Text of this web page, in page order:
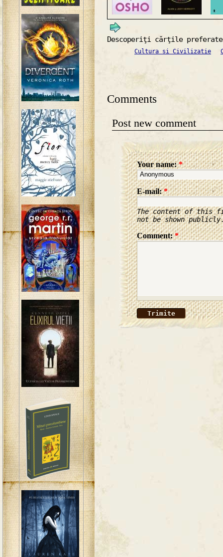
Descoperiţi cărţile
Cultura si Civilizatie
Comments
Post new comment
Your name:*
E-mail:*
The content of this
not be shown
Comment:*